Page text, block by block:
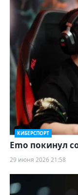
КИБЕРСПОРТ
Emo покинул
29 июня 2026 21:58